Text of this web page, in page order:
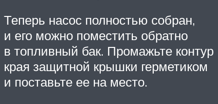
Теперь насос полностью собран,
и его можно поместить обратно
в топливный бак. Промажьте контур
края защитной крышки герметиком
и поставьте ее на место.